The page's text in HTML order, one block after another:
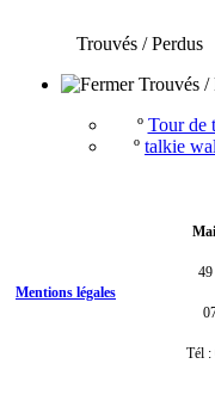
Trouvés / Perdus
Trouvés /
º Tour de
º talkie
Mentions légales
49
Tél :